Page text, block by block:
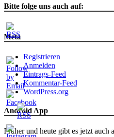
Bitte folge uns auch auf:
Meta
Registrieren
Anmelden
Eintrags-Feed
Kommentar-Feed
WordPress.org
Android App
Früher und heute gibt es jetzt auch